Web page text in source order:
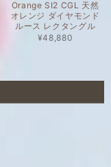
Orange SI2 CGL 天然
オレンジ ダイヤモンド
ルース レクタングル
¥48,880